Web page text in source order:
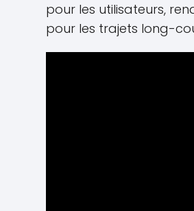
pour les utilisateurs,
pour les trajets long-